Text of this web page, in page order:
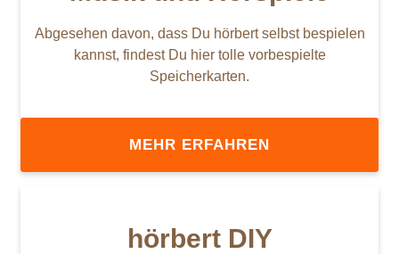
Abgesehen davon, dass Du hörbert selbst bespielen
kannst, findest Du hier tolle vorbespielte
Speicherkarten.
MEHR ERFAHREN
hörbert DIY